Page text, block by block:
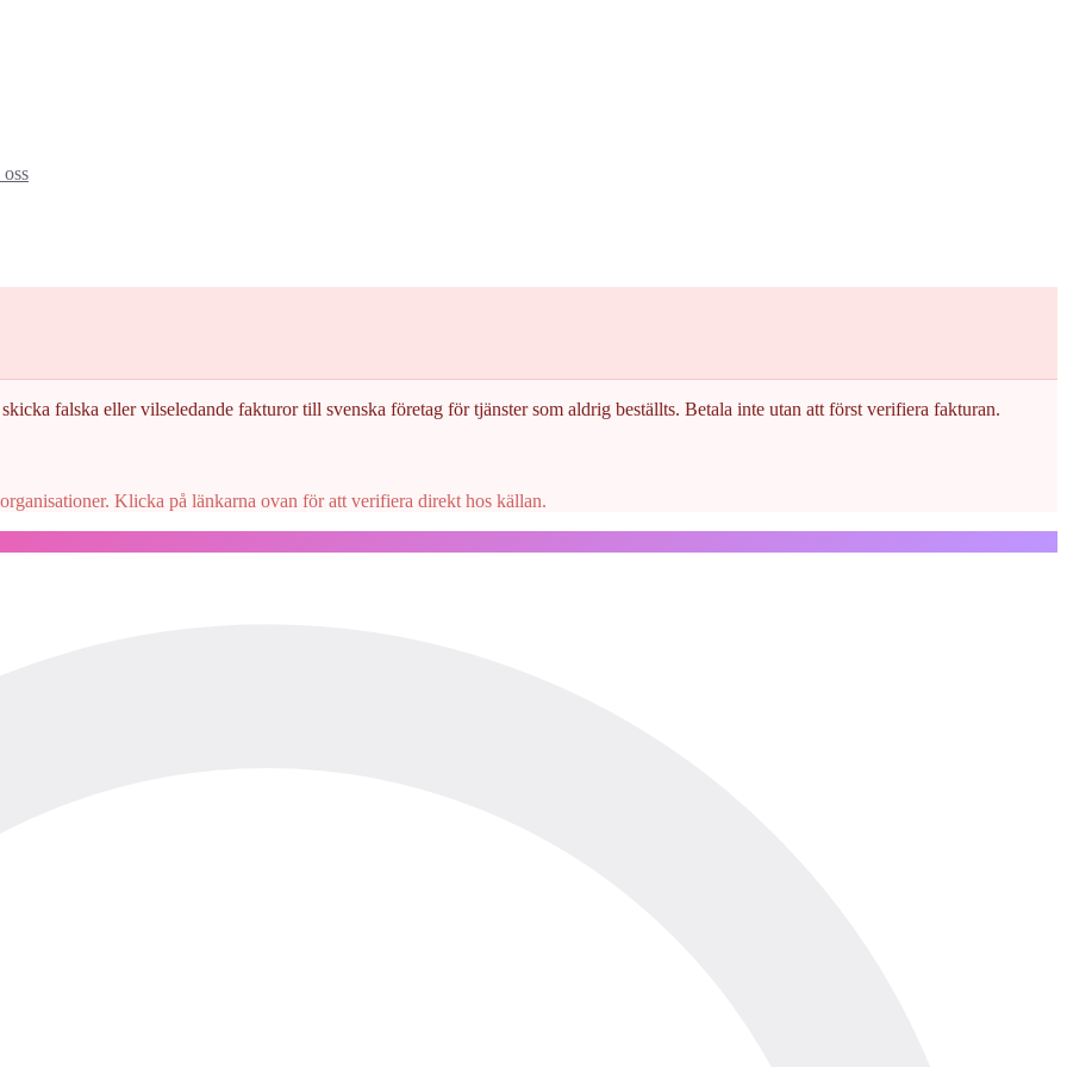
falska eller vilseledande fakturor till svenska företag för tjänster som aldrig beställts. Betala inte utan att först verifiera fakturan.
Klicka på länkarna ovan för att verifiera direkt hos källan.